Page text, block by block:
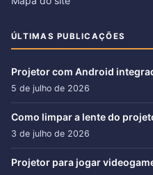
ÚLTIMAS PUBLICAÇÕES
Projetor com Android
5 de julho de 2026
Como limpar a lente do
3 de julho de 2026
Projetor para jogar